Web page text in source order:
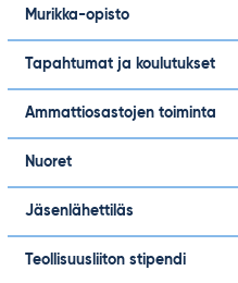
Murikka-opisto
Tapahtumat ja koulutukset
Ammattiosastojen toiminta
Nuoret
Jäsenlähettiläs
Teollisuusliiton stipendi